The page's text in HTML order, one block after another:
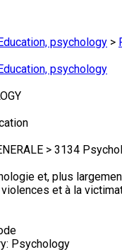
Education, psychology >
Education, psychology
> 3134
et, plus
et à la
Psychology